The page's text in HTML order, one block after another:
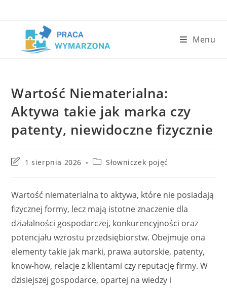
Menu
Wartość Niematerialna:
Aktywa takie jak marka czy
patenty, niewidoczne fizycznie
Post1 sierpnia 2026
PostSłowniczek pojęć
Wartość niematerialna to aktywa, które nie posiadają
fizycznej formy, lecz mają istotne znaczenie dla
działalności gospodarczej, konkurencyjności oraz
potencjału wzrostu przedsiębiorstw. Obejmuje ona
elementy takie jak marki, prawa autorskie, patenty,
know-how, relacje z klientami czy reputację firmy. W
dzisiejszej gospodarce, opartej na wiedzy i